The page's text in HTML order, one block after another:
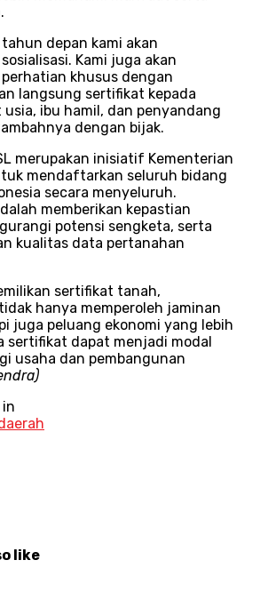
depan kami akan
Kami juga akan
khusus dengan
langsung sertifikat kepada
ibu hamil, dan penyandang
dengan bijak.
merupakan inisiatif Kementerian
mendaftarkan seluruh bidang
secara menyeluruh.
memberikan kepastian
potensi sengketa, serta
kualitas data pertanahan
sertifikat tanah,
hanya memperoleh jaminan
juga peluang ekonomi yang lebih
sertifikat dapat menjadi modal
usaha dan pembangunan
in
like